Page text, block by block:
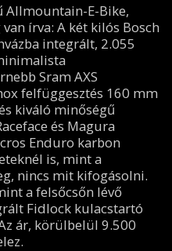
Allmountain-E-Bike,
írva: A két kilós Bosch
integrált, 2.055
Sram AXS
felfüggesztés 160 mm
kiváló minőségű
és Magura
Enduro karbon
is, mint a
nincs mit kifogásolni.
a felsőcsőn lévő
Fidlock kulacstartó
ár, körülbelül 9.500